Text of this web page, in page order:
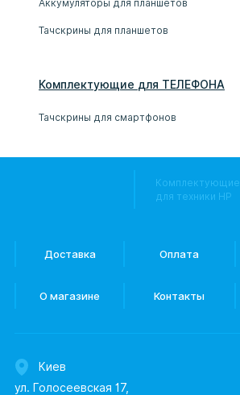
Аккумуляторы для планшетов
Тачскрины для планшетов
Комплектующие для ТЕЛЕФОНА
Тачскрины для смартфонов
Комплектующие
для техники HP
Доставка Оплата
О магазине Контакты
Киев
ул. Голосеевская 17,